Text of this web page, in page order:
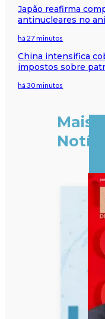
Japão reafirma
antinucleares no
há 27 minutos
China intensifica
impostos sobre
há 30 minutos
Mais